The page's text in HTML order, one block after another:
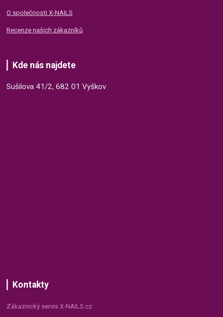
O společnosti X-NAILS
Recenze našich zákazníků
Kde nás najdete
Sušilova 41/2, 682 01 Vyškov
Kontakty
Zákaznický servis X-NAILS.cz